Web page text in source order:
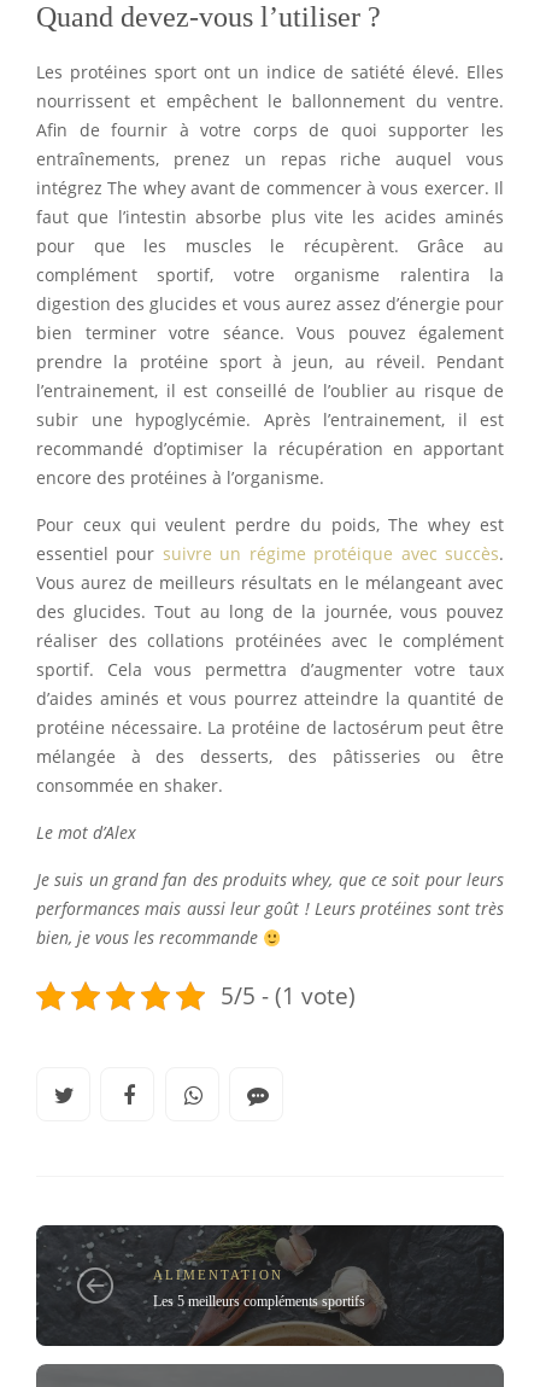
Quand devez-vous l’utiliser ?
Les protéines sport ont un indice de satiété élevé. Elles
nourrissent et empêchent le ballonnement du ventre.
Afin de fournir à votre corps de quoi supporter les
entraînements, prenez un repas riche auquel vous
intégrez The whey avant de commencer à vous exercer. Il
faut que l’intestin absorbe plus vite les acides aminés
pour que les muscles le récupèrent. Grâce au
complément sportif, votre organisme ralentira la
digestion des glucides et vous aurez assez d’énergie pour
bien terminer votre séance. Vous pouvez également
prendre la protéine sport à jeun, au réveil. Pendant
l’entrainement, il est conseillé de l’oublier au risque de
subir une hypoglycémie. Après l’entrainement, il est
recommandé d’optimiser la récupération en apportant
encore des protéines à l’organisme.
Pour ceux qui veulent perdre du poids, The whey est
essentiel pour suivre un régime protéique avec succès.
Vous aurez de meilleurs résultats en le mélangeant avec
des glucides. Tout au long de la journée, vous pouvez
réaliser des collations protéinées avec le complément
sportif. Cela vous permettra d’augmenter votre taux
d’aides aminés et vous pourrez atteindre la quantité de
protéine nécessaire. La protéine de lactosérum peut être
mélangée à des desserts, des pâtisseries ou être
consommée en shaker.
Le mot d’Alex
Je suis un grand fan des produits whey, que ce soit pour leurs
performances mais aussi leur goût ! Leurs protéines sont très
bien, je vous les recommande
5/5 - (1 vote)
ALIMENTATION
Les 5 meilleurs compléments sportifs